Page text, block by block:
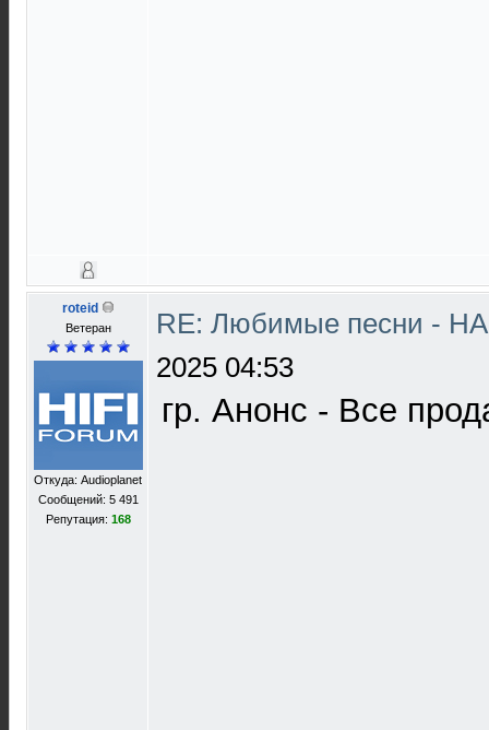
roteid
Ветеран
Откуда: Audioplanet
Сообщений: 5 491
Репутация: 168
RE: Любимые песни -
2025 04:53
гр. Анонс - Все